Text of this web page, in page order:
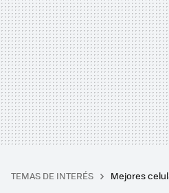
TEMAS DE INTERÉS Mejores